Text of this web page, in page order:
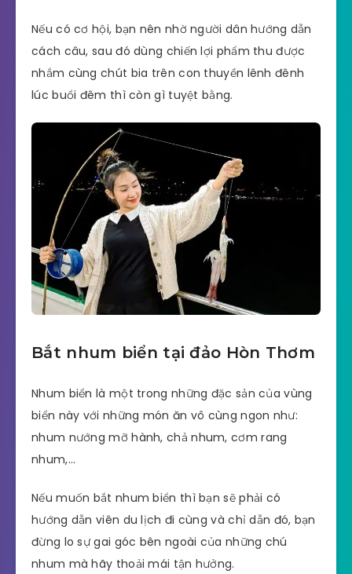
Nếu có cơ hội, bạn nên nhờ người dân hướng dẫn
cách câu, sau đó dùng chiến lợi phẩm thu được
nhắm cùng chút bia trên con thuyền lênh đênh
lúc buổi đêm thì còn gì tuyệt bằng.
Bắt nhum biển tại đảo Hòn Thơm
Nhum biển là một trong những đặc sản của vùng
biển này với những món ăn vô cùng ngon như:
nhum nướng mỡ hành, chả nhum, cơm rang
nhum,…
Nếu muốn bắt nhum biển thì bạn sẽ phải có
hướng dẫn viên du lịch đi cùng và chỉ dẫn đó, bạn
đừng lo sự gai góc bên ngoài của những chú
nhum mà hãy thoải mái tận hưởng.